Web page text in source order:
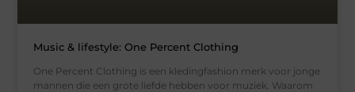
Music & lifestyle: One Percent Clothing
One Percent Clothing is een kledingfashion merk voor jonge
mannen die een grote liefde hebben voor muziek. Waarom